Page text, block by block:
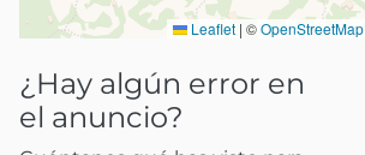
Leaflet | ©OpenStreetMap
¿Hay algún error en
el anuncio?